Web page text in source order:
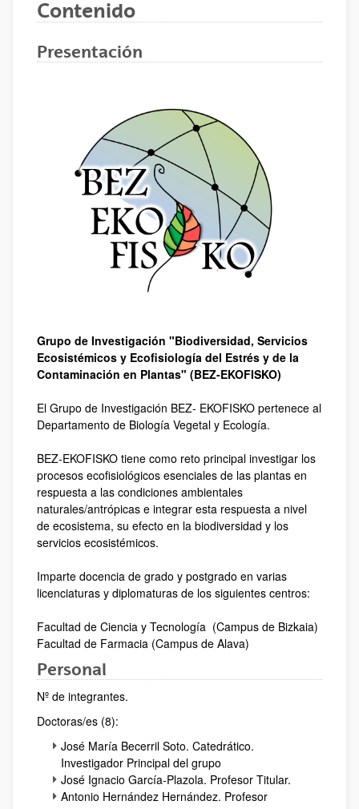
Contenido
Presentación
Grupo de Investigación "Biodiversidad, Servicios
Ecosistémicos y Ecofisiología del Estrés y de la
Contaminación en Plantas" (BEZ-EKOFISKO)
El Grupo de Investigación BEZ- EKOFISKO pertenece al
Departamento de Biología Vegetal y Ecología.
BEZ-EKOFISKO tiene como reto principal investigar los
procesos ecofisiológicos esenciales de las plantas en
respuesta a las condiciones ambientales
naturales/antrópicas e integrar esta respuesta a nivel
de ecosistema, su efecto en la biodiversidad y los
servicios ecosistémicos.
Imparte docencia de grado y postgrado en varias
licenciaturas y diplomaturas de los siguientes centros:
Facultad de Ciencia y Tecnología (Campus de Bizkaia)
Facultad de Farmacia (Campus de Alava)
Personal
Nº de integrantes.
Doctoras/es (8):
José María Becerril Soto. Catedrático.
Investigador Principal del grupo
José Ignacio García-Plazola. Profesor Titular.
Antonio Hernández Hernández. Profesor